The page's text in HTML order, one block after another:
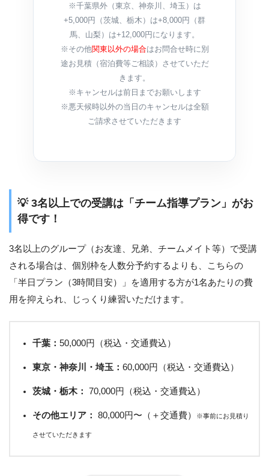
※千葉県外（東京、神奈川、埼玉）は
+5,000円（茨城、栃木）は+8,000円（群
馬、山梨）は+12,000円になります。
※その他関東以外の場合はお問合せ時に別
途お見積（宿泊費等ご相談）させていただ
きます。
※キャンセルは前日までお願いします
※悪天候時以外の当日のキャンセルは全額
ご請求させていただきます
💡 3名以上での受講は「チーム指導プラン」がお
得です！
3名以上のグループ（お友達、兄弟、チームメイト等）で受講
される場合は、個別枠を人数分予約するよりも、こちらの
「半日プラン（3時間目安）」を適用する方が1名あたりの費
用を抑えられ、じっくり練習いただけます。
千葉：50,000円（税込・交通費込）
東京・神奈川・埼玉：60,000円（税込・交通費込）
茨城・栃木： 70,000円（税込・交通費込）
その他エリア： 80,000円〜（＋交通費） ※事前にお見積り
させていただきます